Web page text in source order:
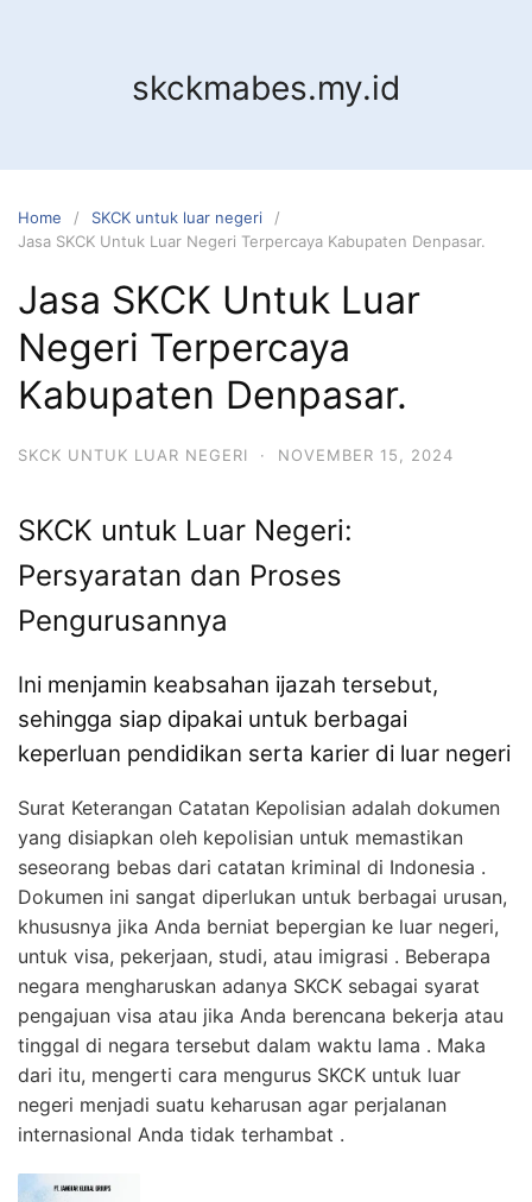
skckmabes.my.id
Home
SKCK untuk luar negeri
Jasa SKCK Untuk Luar Negeri Terpercaya Kabupaten Denpasar.
Jasa SKCK Untuk Luar
Negeri Terpercaya
Kabupaten Denpasar.
SKCK UNTUK LUAR NEGERI · NOVEMBER 15, 2024
SKCK untuk Luar Negeri:
Persyaratan dan Proses
Pengurusannya
Ini menjamin keabsahan ijazah tersebut,
sehingga siap dipakai untuk berbagai
keperluan pendidikan serta karier di luar negeri
Surat Keterangan Catatan Kepolisian adalah dokumen
yang disiapkan oleh kepolisian untuk memastikan
seseorang bebas dari catatan kriminal di Indonesia .
Dokumen ini sangat diperlukan untuk berbagai urusan,
khususnya jika Anda berniat bepergian ke luar negeri,
untuk visa, pekerjaan, studi, atau imigrasi . Beberapa
negara mengharuskan adanya SKCK sebagai syarat
pengajuan visa atau jika Anda berencana bekerja atau
tinggal di negara tersebut dalam waktu lama . Maka
dari itu, mengerti cara mengurus SKCK untuk luar
negeri menjadi suatu keharusan agar perjalanan
internasional Anda tidak terhambat .